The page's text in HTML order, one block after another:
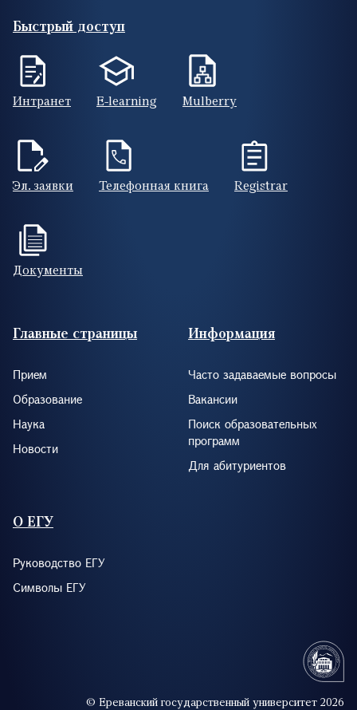
Быстрый доступ
Интранет E-learning Mulberry
Эл. заявки Телефонная книга Registrar
Документы
Footer (RUS)
Главные страницы
Прием
Образование
Наука
Новости
Информация
Часто задаваемые вопросы
Вакансии
Поиск образовательных
программ
Для абитуриентов
О ЕГУ
Руководство ЕГУ
Символы ЕГУ
© Ереванский государственный университет 2026